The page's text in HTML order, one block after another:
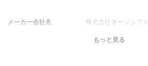
メーカー会社名 株式会社オーソシフト
もっと見る